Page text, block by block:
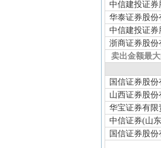
中信建投证券
华泰证券股份
中信建投证券
浙商证券股份
卖出金额最
国信证券股
山西证券股
华宝证券有限
中信证券(山
国信证券股